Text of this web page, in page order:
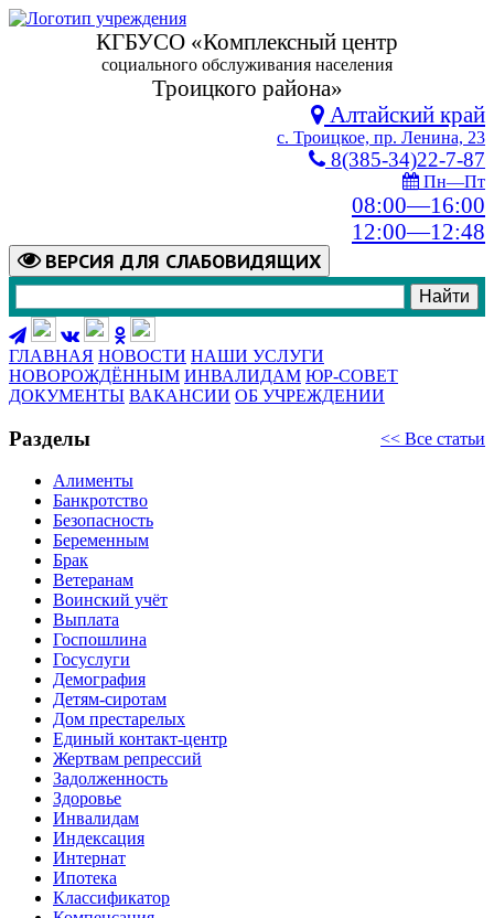
КГБУСО «Комплексный центр
социального обслуживания населения
Троицкого района»
Алтайский край
с. Троицкое, пр. Ленина, 23
8(385-34)22-7-87
Пн—Пт
08:00—16:00
12:00—12:48
ВЕРСИЯ ДЛЯ СЛАБОВИДЯЩИХ
ГЛАВНАЯ НОВОСТИ НАШИ УСЛУГИ
НОВОРОЖДЁННЫМ ИНВАЛИДАМ ЮР-СОВЕТ
ДОКУМЕНТЫ ВАКАНСИИ ОБ УЧРЕЖДЕНИИ
Разделы << Все статьи
Алименты
Банкротство
Безопасность
Беременным
Брак
Ветеранам
Воинский учёт
Выплата
Госпошлина
Госуслуги
Демография
Детям-сиротам
Дом престарелых
Единый контакт-центр
Жертвам репрессий
Задолженность
Здоровье
Инвалидам
Индексация
Интернат
Ипотека
Классификатор